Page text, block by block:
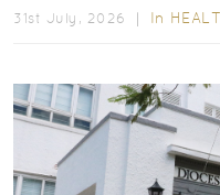
31st July, 2026 ｜ In